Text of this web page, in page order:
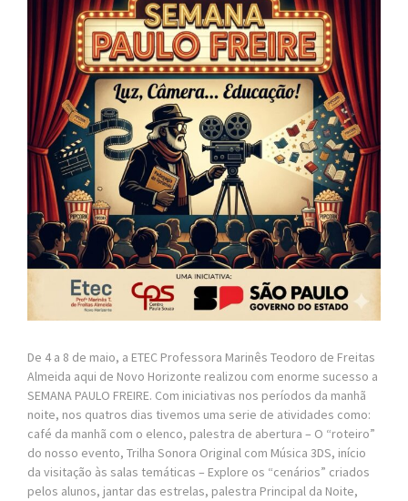
De 4 a 8 de maio, a ETEC Professora Marinês Teodoro de Freitas
Almeida aqui de Novo Horizonte realizou com enorme sucesso a
SEMANA PAULO FREIRE. Com iniciativas nos períodos da manhã
noite, nos quatros dias tivemos uma serie de atividades como:
café da manhã com o elenco, palestra de abertura – O “roteiro”
do nosso evento, Trilha Sonora Original com Música 3DS, início
da visitação às salas temáticas – Explore os “cenários” criados
pelos alunos, jantar das estrelas, palestra Principal da Noite,